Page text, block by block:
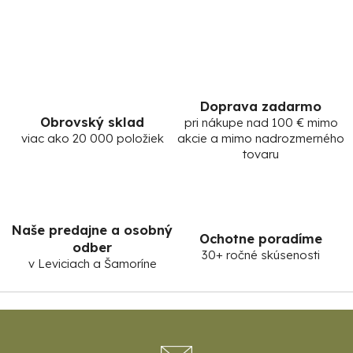
Obrovský sklad
viac ako 20 000 položiek
Doprava zadarmo
pri nákupe nad 100 € mimo
akcie a mimo nadrozmerného
tovaru
Naše predajne a osobný
odber
v Leviciach a Šamoríne
Ochotne poradíme
30+ ročné skúsenosti
Z